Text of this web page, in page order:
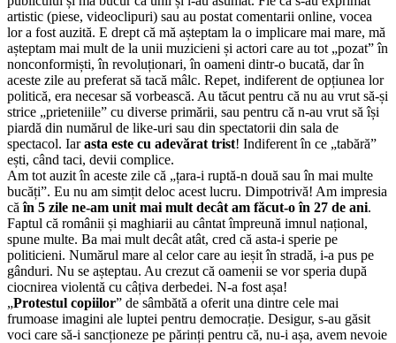
artistic (piese, videoclipuri) sau au postat comentarii online, vocea
lor a fost auzită. E drept că mă așteptam la o implicare mai mare, mă
așteptam mai mult de la unii muzicieni și actori care au tot „pozat” în
nonconformiști, în revoluționari, în oameni dintr-o bucată, dar în
aceste zile au preferat să tacă mâlc. Repet, indiferent de opțiunea lor
politică, era necesar să vorbească. Au tăcut pentru că nu au vrut să-și
strice „prieteniile” cu diverse primării, sau pentru că n-au vrut să își
piardă din numărul de like-uri sau din spectatorii din sala de
spectacol. Iarasta este cu adevărat trist! Indiferent în ce „tabără”
ești, când taci, devii complice.
Am tot auzit în aceste zile că „țara-i ruptă-n două sau în mai multe
bucăți”. Eu nu am simțit deloc acest lucru. Dimpotrivă! Am impresia
căîn 5 zile ne-am unit mai mult decât am făcut-o în 27 de ani.
Faptul că românii și maghiarii au cântat împreună imnul național,
spune multe. Ba mai mult decât atât, cred că asta-i sperie pe
politicieni. Numărul mare al celor care au ieșit în stradă, i-a pus pe
gânduri. Nu se așteptau. Au crezut că oamenii se vor speria după
ciocnirea violentă cu câțiva derbedei. N-a fost așa!
„Protestul copiilor” de sâmbătă a oferit una dintre cele mai
frumoase imagini ale luptei pentru democrație. Desigur, s-au găsit
voci care să-i sancționeze pe părinți pentru că, nu-i așa, avem nevoie